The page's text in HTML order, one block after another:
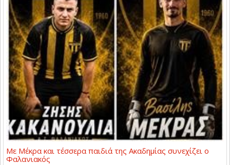
Με Μέκρα και τέσσερα παιδιά της Ακαδημίας συνεχίζει ο
Φαλανιακός